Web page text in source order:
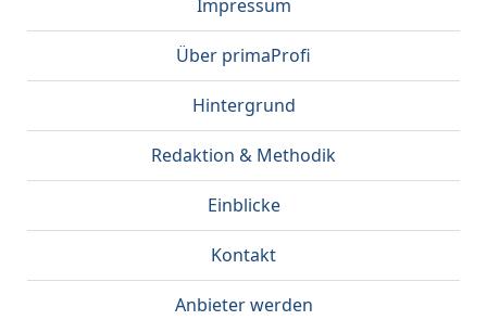
Impressum
Über primaProfi
Hintergrund
Redaktion & Methodik
Einblicke
Kontakt
Anbieter werden